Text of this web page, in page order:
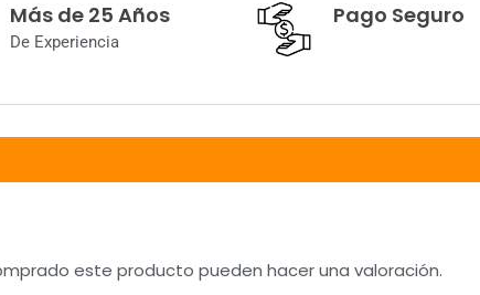
Más de 25 Años
De Experiencia
Pago Seguro
este producto pueden hacer una valoración.